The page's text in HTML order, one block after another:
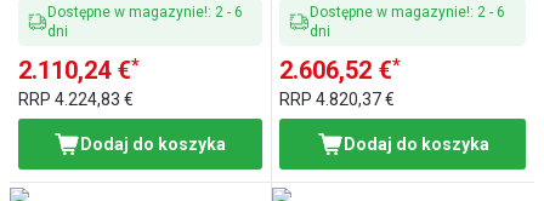
Dostępne w magazynie!: 2 - 6
dni
2.110,24 €*
RRP 4.224,83 €
Dodaj do koszyka
Dostępne w magazynie!: 2 - 6
dni
2.606,52 €*
RRP4.820,37 €
Dodaj do koszyka